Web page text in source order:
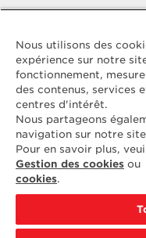
Politique de protection
Contactez
ELLE & VIRE
Pour toute question ou
d'information
nous sommes à votre
ELVIR
50890 CONDÉ-SUR-
Nous utilisons des
expérience sur notre
fonctionnement,
des contenus, services
centres d'intérêt.
Nous partageons
navigation sur notre
Pour en savoir plus,
Gestion des cookies ou
cookies.